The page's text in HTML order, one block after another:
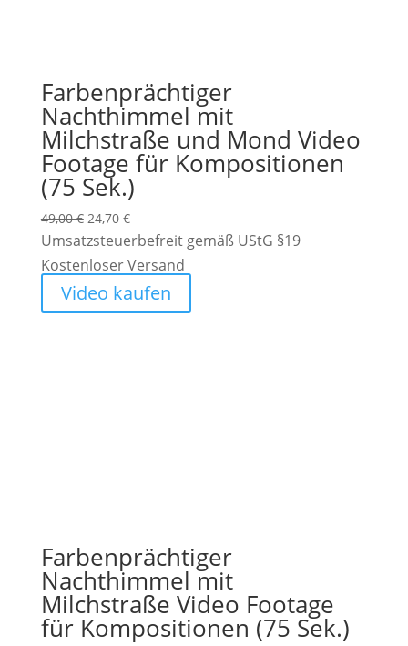
Farbenprächtiger
Nachthimmel mit
Milchstraße und Mond Video
Footage für Kompositionen
(75 Sek.)
49,00€ Ursprünglicher
Preis
war:
49,00 €
24,70 €Aktueller
Preis
ist:
24,70 €.
Umsatzsteuerbefreit gemäß UStG §19
Kostenloser Versand
Video kaufen
Farbenprächtiger
Nachthimmel mit
Milchstraße Video Footage
für Kompositionen (75 Sek.)